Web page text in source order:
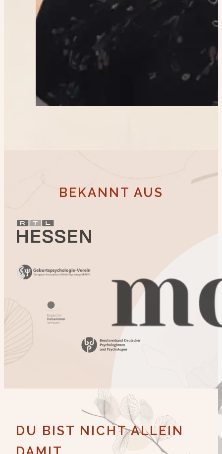
BEKANNT AUS
DU BIST NICHT ALLEIN